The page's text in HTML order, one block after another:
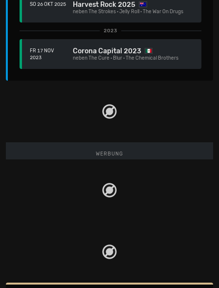
SO 26 OKT 2025 Harvest Rock 2025
nebenThe Strokes·Jelly Roll ·The War On Drugs
2023
FR 17 NOV
2023
Corona Capital 2023
nebenThe Cure · Blur·The Chemical Brothers
WERBUNG